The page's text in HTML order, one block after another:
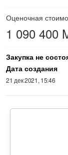
Оценочная
1 090 400
Закупка не
Дата создания
21 дек 2021, 15:46